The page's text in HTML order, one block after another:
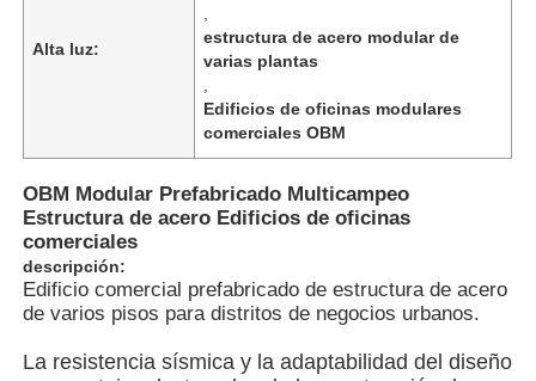
Inicio
Productos
Videos
Alta luz:
estructura de acero modular de
varias plantas
Edificios de oficinas modulares
comerciales OBM
OBM Modular Prefabricado Multicampeo
Estructura de acero Edificios de oficinas
comerciales
descripción:
Edificio comercial prefabricado de estructura de acero
de varios pisos para distritos de negocios urbanos.
La resistencia sísmica y la adaptabilidad del diseño